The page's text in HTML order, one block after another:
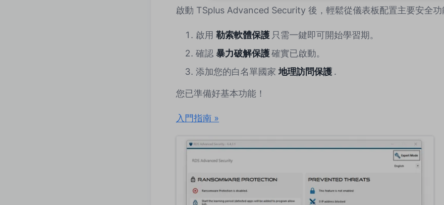
啟動 TSplus Advanced Security 後，輕鬆從儀表板配置主要安全功
啟用 勒索軟體保護 只需一鍵即可開始學習期。
確認 暴力破解保護確實已啟動。
添加您的白名單國家 地理訪問保護 .
您已準備好基本功能！
入門指南 »